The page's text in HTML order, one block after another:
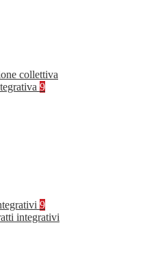
collettiva
9
9
integrativi